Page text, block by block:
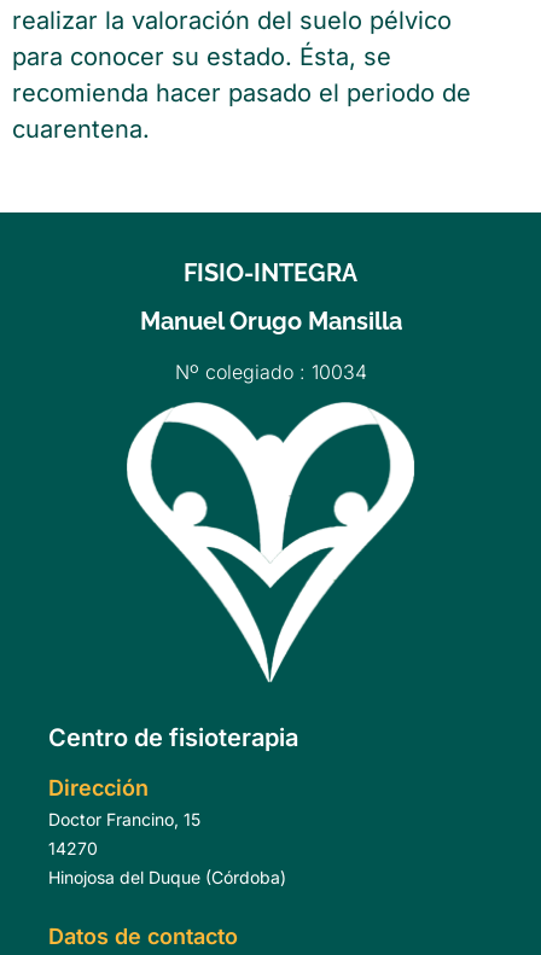
realizar la valoración del suelo pélvico
para conocer su estado. Ésta, se
recomienda hacer pasado el periodo de
cuarentena.
FISIO-INTEGRA
Manuel Orugo Mansilla
Nº colegiado : 10034
Centro de fisioterapia
Dirección
Doctor Francino, 15
14270
Hinojosa del Duque (Córdoba)
Datos de contacto